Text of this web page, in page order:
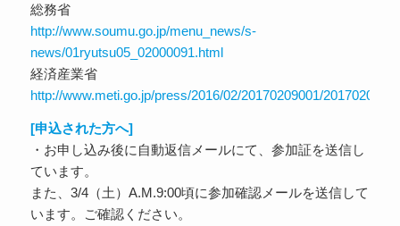
総務省
http://www.soumu.go.jp/menu_news/s-
news/01ryutsu05_02000091.html
経済産業省
http://www.meti.go.jp/press/2016/02/20170209001/
[申込された方へ]
・お申し込み後に自動返信メールにて、参加証を送信し
ています。
また、3/4（土）A.M.9:00頃に参加確認メールを送信して
います。ご確認ください。